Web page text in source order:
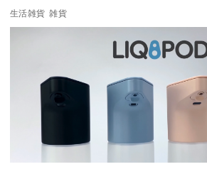
生活雑貨 雑貨